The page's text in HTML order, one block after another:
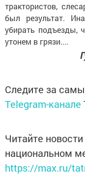
трактористов,
был результат.
убирать подъезды,
утонем в грязи....
Следите за
Telegram-канале
Читайте
национальном
https://max.ru/